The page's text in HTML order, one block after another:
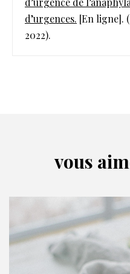
d’urgences. [En ligne].
2022).
vous